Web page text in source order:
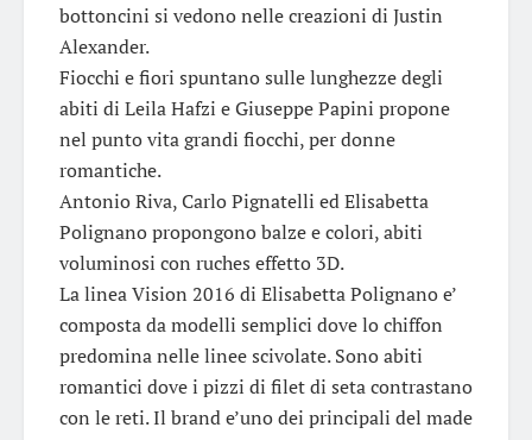
bottoncini si vedono nelle creazioni di Justin
Alexander.
Fiocchi e fiori spuntano sulle lunghezze degli
abiti di Leila Hafzi e Giuseppe Papini propone
nel punto vita grandi fiocchi, per donne
romantiche.
Antonio Riva, Carlo Pignatelli ed Elisabetta
Polignano propongono balze e colori, abiti
voluminosi con ruches effetto 3D.
La linea Vision 2016 di Elisabetta Polignano e’
composta da modelli semplici dove lo chiffon
predomina nelle linee scivolate. Sono abiti
romantici dove i pizzi di filet di seta contrastano
con le reti. Il brand e’uno dei principali del made